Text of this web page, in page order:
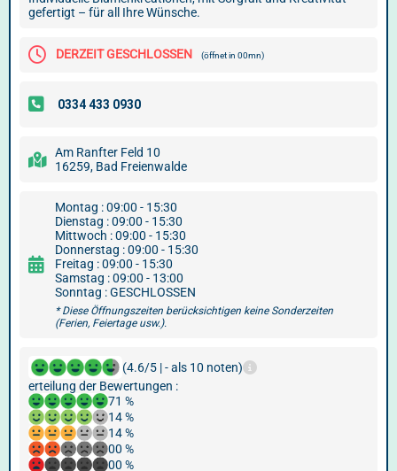
gefertigt – für all Ihre Wünsche.
DERZEIT GESCHLOSSEN (öffnet in 00mn)
Am Ranfter Feld 10
16259, Bad Freienwalde
Montag : 09:00 - 15:30
Dienstag : 09:00 - 15:30
Mittwoch : 09:00 - 15:30
Donnerstag : 09:00 - 15:30
Freitag : 09:00 - 15:30
Samstag : 09:00 - 13:00
Sonntag : GESCHLOSSEN
* Diese Öffnungszeiten berücksichtigen keine Sonderzeiten
(Ferien, Feiertage usw.).
(4.6/5 | - als 10 noten)
erteilung der Bewertungen :
71 %
14 %
14 %
00 %
00 %